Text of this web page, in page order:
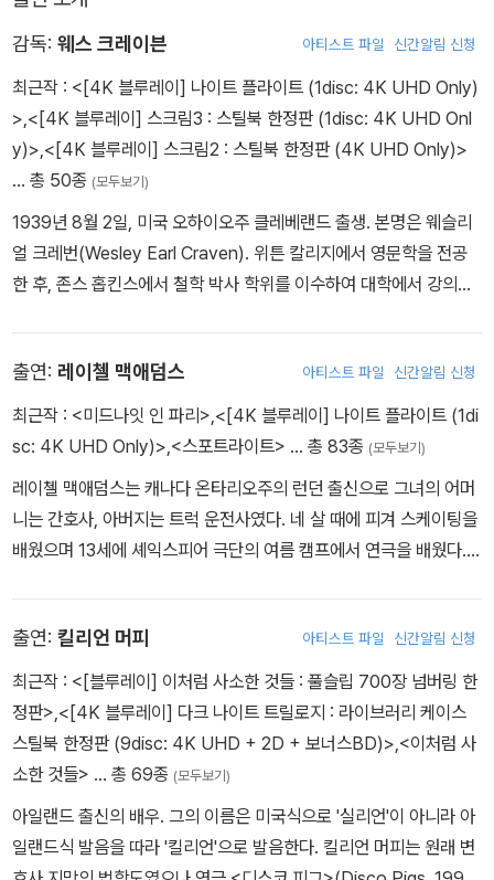
감독: 웨스 크레이븐 아티스트 파일 신간알림 신청
최근작 : <[4K 블루레이] 나이트 플라이트 (1disc: 4K UHD Only)
>,<[4K 블루레이] 스크림3 : 스틸북 한정판 (1disc: 4K UHD Onl
y)>,<[4K 블루레이] 스크림2 : 스틸북 한정판 (4K UHD Only)>
… 총 50종 (모두보기)
1939년 8월 2일, 미국 오하이오주 클레베랜드 출생. 본명은 웨슬리
얼 크레번(Wesley Earl Craven). 위튼 칼리지에서 영문학을 전공
한 후, 존스 홉킨스에서 철학 박사 학위를 이수하여 대학에서 강의를
리와 포르노를 혼합한 저예산영화 <투게더>. 이즈음의 웨스 크레이
븐은 <13일의 금요일>의 숀 커닝햄에게 영향을 받아 <언덕이 보고
있다>와 같은 기발한 공포영화들을 만들었다. 무엇보다도 웨스 크레
<나이트메어>였다. 84년에 시작되어 94년 완결편인 <뉴나이트메
어>에 이르는 6부작 시리즈를 이끌어낸 <나이트메어> 시리즈는 영
화사상 가장 인기있는 '프레디 크루거'라는 공포 캐릭터를 탄생시켰
다.
출연: 레이첼 맥애덤스 아티스트 파일 신간알림 신청
최근작 : <미드나잇 인 파리>,<[4K 블루레이] 나이트 플라이트 (1di
sc: 4K UHD Only)>,<스포트라이트> … 총 83종 (모두보기)
레이첼 맥애덤스는 캐나다 온타리오주의 런던 출신으로 그녀의 어머
니는 간호사, 아버지는 트럭 운전사였다. 네 살 때에 피겨 스케이팅을
배웠으며 13세에 셰익스피어 극단의 여름 캠프에서 연극을 배웠다.
어 할리우드에 안착했다. <퀸카로 살아남는 법> <노트북>에 출연하
면서 그녀의 매력을 십분 발휘했다. 고전적이면서도 우아한 매력의
소유자인 그녀는 고요함속에 당돌함을 가진 캐릭터로 인상적인 연기
를 해오고 있다. 최근에는 웨스 크레이븐 감독의 에 주연으로 발탁되
어 대 스타로서의 가능성을 보여주었고 사라 제시카 파커가 출연한 <
출연: 킬리언 머피 아티스트 파일 신간알림 신청
최근작 : <[블루레이] 이처럼 사소한 것들 : 풀슬립 700장 넘버링 한
정판>,<[4K 블루레이] 다크 나이트 트릴로지 : 라이브러리 케이스
스틸북 한정판 (9disc: 4K UHD + 2D + 보너스BD)>,<이처럼 사
소한 것들> … 총 69종 (모두보기)
아일랜드 출신의 배우. 그의 이름은 미국식으로 '실리언'이 아니라 아
일랜드식 발음을 따라 '킬리언'으로 발음한다. 킬리언 머피는 원래 변